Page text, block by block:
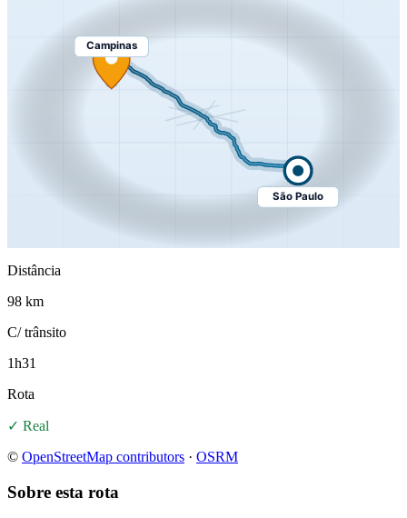
São Paulo
Campinas
Distância
98 km
C/ trânsito
1h31
Rota
✓ Real
© OpenStreetMap contributors · OSRM
Sobre esta rota